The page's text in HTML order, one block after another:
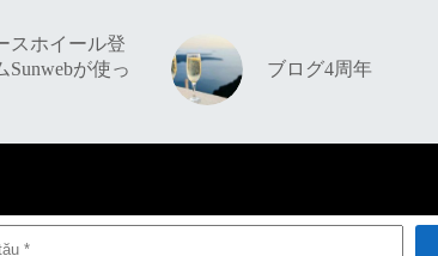
スホイール登
Sunwebが使っ
ブログ4周年